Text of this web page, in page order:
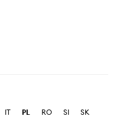
IT PL RO SI
SK